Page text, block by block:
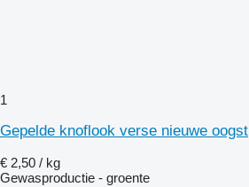
1
Gepelde knoflook verse nieuwe oogst
€ 2,50 / kg
Gewasproductie - groente